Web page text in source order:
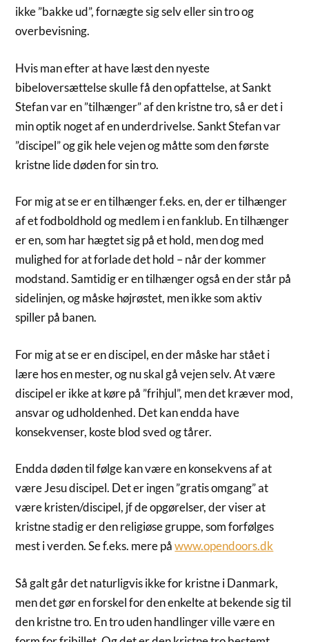
ikke ”bakke ud”, fornægte sig selv eller sin tro og
overbevisning.
Hvis man efter at have læst den nyeste
bibeloversættelse skulle få den opfattelse, at Sankt
Stefan var en ”tilhænger” af den kristne tro, så er det i
min optik noget af en underdrivelse. Sankt Stefan var
”discipel” og gik hele vejen og måtte som den første
kristne lide døden for sin tro.
For mig at se er en tilhænger f.eks. en, der er tilhænger
af et fodboldhold og medlem i en fanklub. En tilhænger
er en, som har hægtet sig på et hold, men dog med
mulighed for at forlade det hold – når der kommer
modstand. Samtidig er en tilhænger også en der står på
sidelinjen, og måske højrøstet, men ikke som aktiv
spiller på banen.
For mig at se er en discipel, en der måske har stået i
lære hos en mester, og nu skal gå vejen selv. At være
discipel er ikke at køre på ”frihjul”, men det kræver mod,
ansvar og udholdenhed. Det kan endda have
konsekvenser, koste blod sved og tårer.
Endda døden til følge kan være en konsekvens af at
være Jesu discipel. Det er ingen ”gratis omgang” at
være kristen/discipel, jf de opgørelser, der viser at
kristne stadig er den religiøse gruppe, som forfølges
mest i verden. Se f.eks. mere påwww.opendoors.dk
Så galt går det naturligvis ikke for kristne i Danmark,
men det gør en forskel for den enkelte at bekende sig til
den kristne tro. En tro uden handlinger ville være en